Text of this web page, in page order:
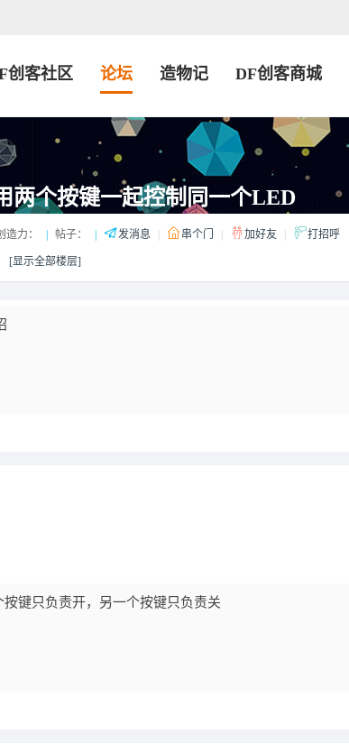
创客社区 论坛 造物记 DF创客商城
两个按键一起控制同一个LED
造力： 帖子： 发消息 串个门 加好友 打招呼
[显示全部楼层]
键只负责开，另一个按键只负责关